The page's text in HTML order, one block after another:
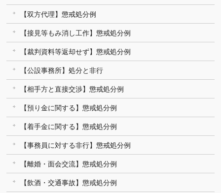
【双方代理】懲戒処分例
【接見等もみ消し工作】懲戒処分例
【裁判資料等返却せず】懲戒処分例
【公設事務所】処分と非行
【相手方と直接交渉】懲戒処分例
【預り金に関する】懲戒処分例
【着手金に関する】懲戒処分例
【事務員に対する非行】懲戒処分例
【離婚・面会交流】懲戒処分例
【飲酒・交通事故】懲戒処分例